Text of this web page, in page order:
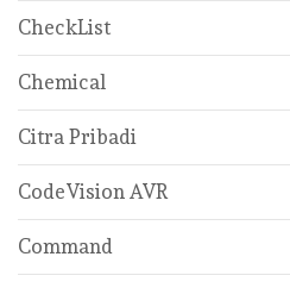
CheckList
Chemical
Citra Pribadi
CodeVision AVR
Command